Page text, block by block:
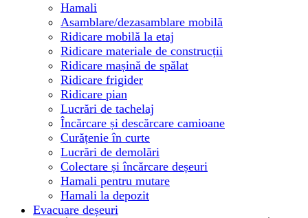
Hamali
Asamblare/dezasamblare mobilă
Ridicare mobilă la etaj
Ridicare materiale de construcții
Ridicare mașină de spălat
Ridicare frigider
Ridicare pian
Lucrări de tachelaj
Încărcare și descărcare camioane
Curățenie în curte
Lucrări de demolări
Colectare și încărcare deșeuri
Hamali pentru mutare
Hamali la depozit
Evacuare deșeuri